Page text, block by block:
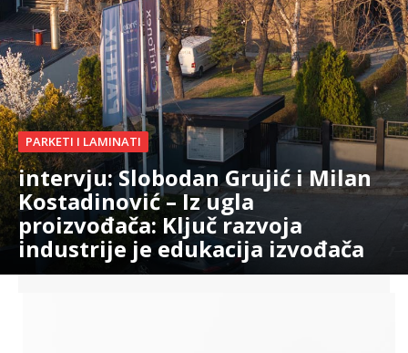
PARKETI I LAMINATI
intervju: Slobodan Grujić i Milan
Kostadinović – Iz ugla
proizvođača: Ključ razvoja
industrije je edukacija izvođača